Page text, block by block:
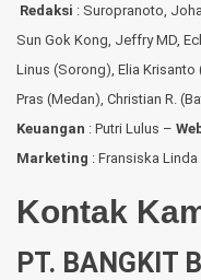
Redaksi : Suropranoto,
Sun Gok Kong, Jeffry MD,
Linus (Sorong), Elia Krisanto
Pras (Medan), Christian R.
Keuangan : Putri Lulus –
Marketing : Fransiska Linda
Kontak
PT. BANGKIT